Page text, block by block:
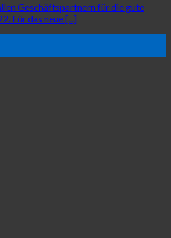
Geschäftspartnern für die gute
Für das neue [...]